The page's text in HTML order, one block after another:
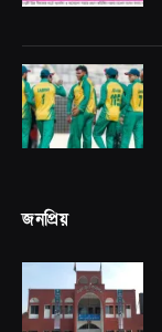
জনপ্রিয়